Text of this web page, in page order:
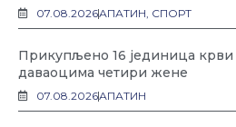
07.08.2026АПАТИН, СПОРТ
Прикупљено 16 јединица крви
даваоцима четири жене
07.08.2026АПАТИН